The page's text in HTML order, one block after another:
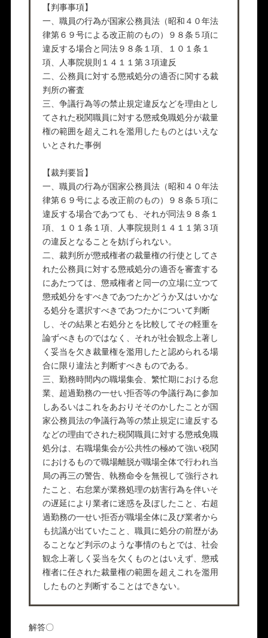
【判事事項】
一、職員の行為が国家公務員法（昭和４０年法
律第６９号による改正前のもの）９８条５項に
違反する場合と同法９８条１項、１０１条１
項、人事院規則１４１１第３項違反
二、公務員に対する懲戒処分の適否に関する裁
判所の審査
三、争議行為等の禁止規定違反などを理由とし
てされた税関職員に対する懲戒免職処分が裁量
権の範囲を超えこれを濫用したものとはいえな
いとされた事例
【裁判要旨】
一、職員の行為が国家公務員法（昭和４０年法
律第６９号による改正前のもの）９８条５項に
違反する場合であつても、それが同法９８条１
項、１０１条１項、人事院規則１４１１第３項
の違反となることを妨げられない。
二、裁判所が懲戒権者の裁量権の行使としてさ
れた公務員に対する懲戒処分の適否を審査する
にあたつては、懲戒権者と同一の立場に立つて
懲戒処分をすべきであつたかどうか又はいかな
る処分を選択すべきであつたかについて判断
し、その結果と右処分とを比較してその軽重を
論ずべきものではなく、それが社会観念上著し
く妥当を欠き裁量権を濫用したと認められる場
合に限り違法と判断すべきものである。
三、勤務時間内の職場集会、繁忙期における怠
業、超過勤務の一せい拒否等の争議行為に参加
しあるいはこれをあおりそそのかしたことが国
家公務員法の争議行為等の禁止規定に違反する
などの理由でされた税関職員に対する懲戒免職
処分は、右職場集会が公共性の極めて強い税関
におけるもので職場離脱が職場全体で行われ当
局の再三の警告、執務命令を無視して強行され
たこと、右怠業が業務処理の妨害行為を伴いそ
の遅延により業者に迷惑を及ぼしたこと、右超
過勤務の一せい拒否が職場全体に及び業者から
も抗議が出ていたこと、職員に処分の前歴があ
ることなど判示のような事情のもとでは、社会
観念上著しく妥当を欠くものとはいえず、懲戒
権者に任された裁量権の範囲を超えこれを濫用
したものと判断することはできない。
解答〇